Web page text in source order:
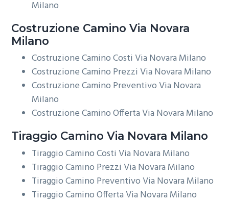
Milano
Costruzione Camino Via Novara
Milano
Costruzione Camino Costi Via Novara Milano
Costruzione Camino Prezzi Via Novara Milano
Costruzione Camino Preventivo Via Novara
Milano
Costruzione Camino Offerta Via Novara Milano
Tiraggio Camino Via Novara Milano
Tiraggio Camino Costi Via Novara Milano
Tiraggio Camino Prezzi Via Novara Milano
Tiraggio Camino Preventivo Via Novara Milano
Tiraggio Camino Offerta Via Novara Milano